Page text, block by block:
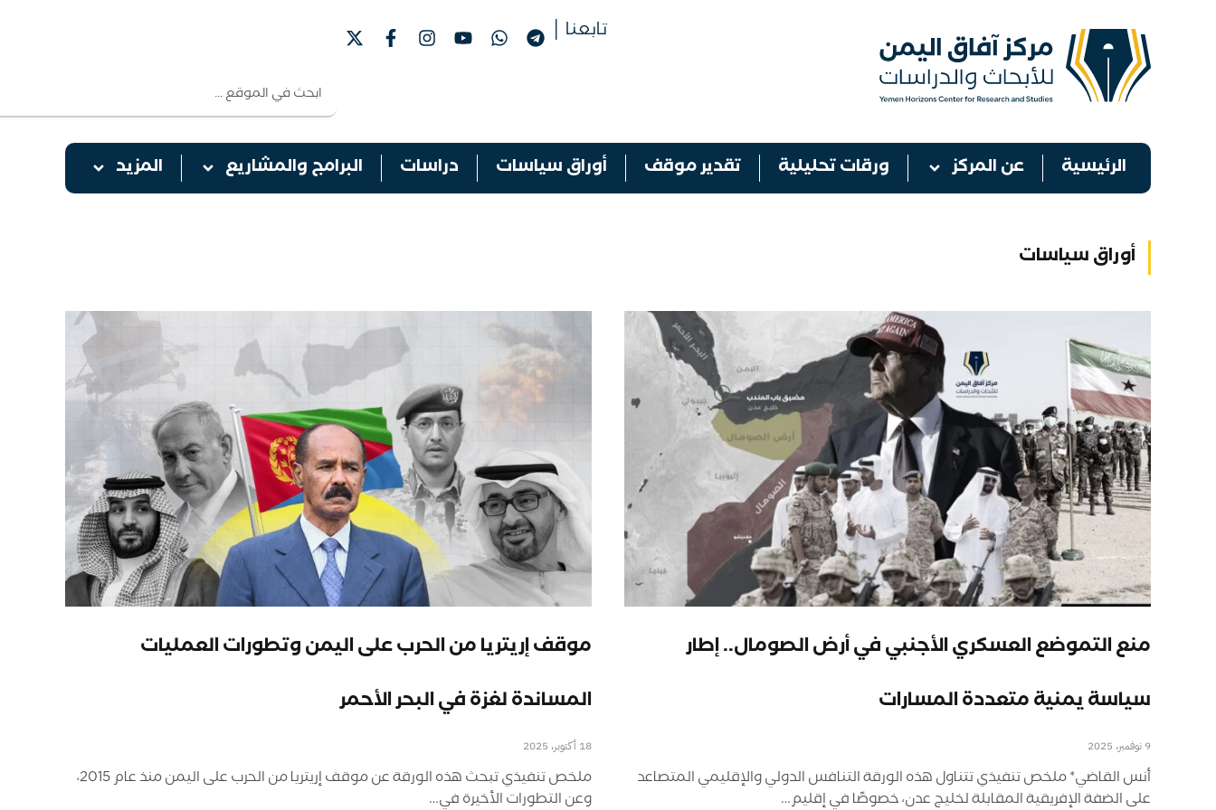
تابعنا │
الرئيسية عن المركز ورقات تحليلية تقدير موقف أوراق سياسات دراسات البرامج والمشاريع المزيد
أوراق سياسات
منع التموضع العسكري الأجنبي في أرض الصومال.. إطار
سياسة يمنية متعددة المسارات
9 نوفمبر، 2025
أنس القاضي* ملخص تنفيذي تتناول هذه الورقة التنافس الدولي والإقليمي المتصاعد
على الضفة الإفريقية المقابلة لخليج عدن، خصوصًا في إقليم…
موقف إريتريا من الحرب على اليمن وتطورات العمليات
المساندة لغزة في البحر الأحمر
18 أكتوبر، 2025
ملخص تنفيذي تبحث هذه الورقة عن موقف إريتريا من الحرب على اليمن منذ عام 2015،
وعن التطورات الأخيرة في…